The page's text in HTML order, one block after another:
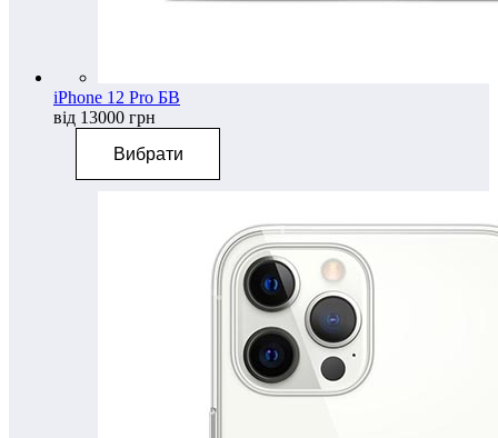
iPhone 12 Pro БВ
від 13000 грн
Вибрати